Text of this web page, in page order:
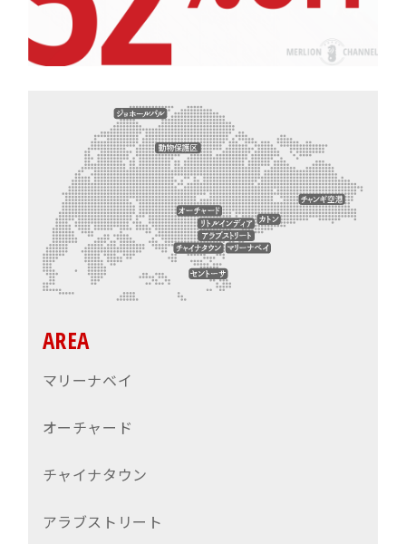
AREA
マリーナベイ
オーチャード
チャイナタウン
アラブストリート